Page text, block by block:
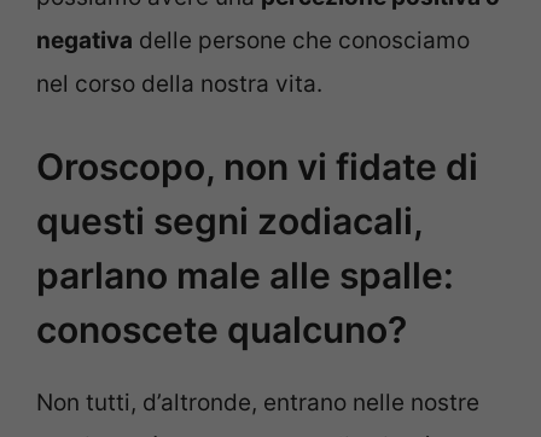
negativa delle persone che conosciamo
nel corso della nostra vita.
Oroscopo, non vi fidate di
questi segni zodiacali,
parlano male alle spalle:
conoscete qualcuno?
Non tutti, d’altronde, entrano nelle nostre